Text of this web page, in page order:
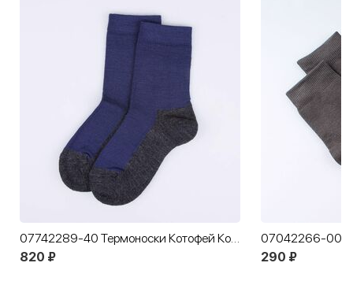
07742289-40 Термоноски Котофей Комфорт темно-синий
820 ₽
290 ₽